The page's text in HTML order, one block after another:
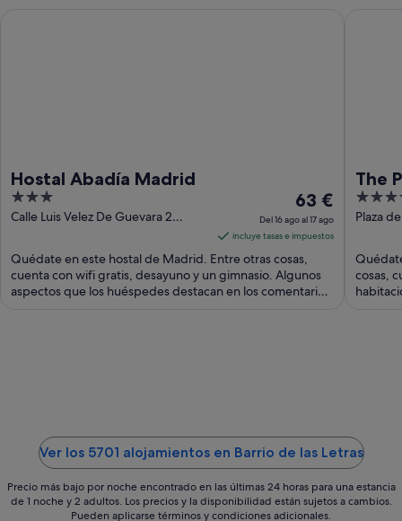
Hostal Abadía Madrid
3
out
5
Calle Luis Velez De Guevara 2
El
precio
es
de
63 €
por
63 €
Del 16 ago al 17 ago
incluye tasas e impuestos
Quédate en este hostal de Madrid. Entre otras cosas,
cuenta con wifi gratis, desayuno y un gimnasio. Algunos
aspectos que los huéspedes destacan en los comentarios
The
5
out
5
Plaza
cosas,
Ver los 5701 alojamientos en Barrio de las Letras
Precio más bajo por noche encontrado en las últimas 24 horas para una estancia
de 1 noche y 2 adultos. Los precios y la disponibilidad están sujetos a cambios.
Pueden aplicarse términos y condiciones adicionales.